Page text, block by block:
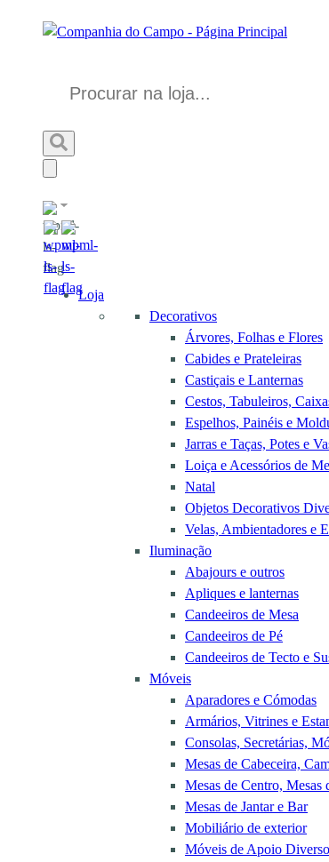
Loja
Decorativos
Árvores, Folhas e Flores
Cabides e Prateleiras
Castiçais e Lanternas
Cestos, Tabuleiros,
Espelhos, Painéis e
Jarras e Taças, Potes e
Loiça e Acessórios de
Natal
Objetos Decorativos
Velas, Ambientadores e
Iluminação
Abajours e outros
Apliques e lanternas
Candeeiros de Mesa
Candeeiros de Pé
Candeeiros de Tecto e
Móveis
Aparadores e Cómodas
Armários, Vitrines e
Consolas, Secretárias,
Mesas de Cabeceira,
Mesas de Centro, Mesas
Mesas de Jantar e Bar
Mobiliário de exterior
Móveis de Apoio